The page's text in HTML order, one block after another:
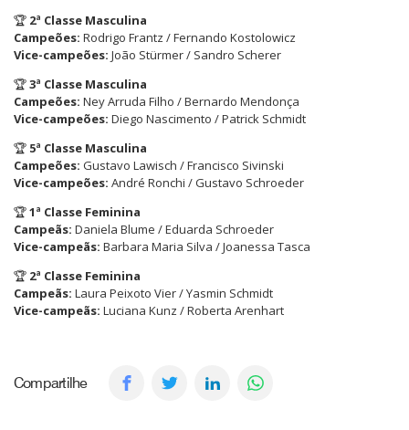
🏆 2ª Classe Masculina
Campeões: Rodrigo Frantz / Fernando Kostolowicz
Vice-campeões: João Stürmer / Sandro Scherer
🏆3ª Classe Masculina
Campeões: Ney Arruda Filho / Bernardo Mendonça
Vice-campeões: Diego Nascimento / Patrick Schmidt
🏆 5ª Classe Masculina
Campeões: Gustavo Lawisch / Francisco Sivinski
Vice-campeões: André Ronchi / Gustavo Schroeder
🏆1ª Classe Feminina
Campeãs: Daniela Blume / Eduarda Schroeder
Vice-campeãs: Barbara Maria Silva / Joanessa Tasca
🏆 2ª Classe Feminina
Campeãs: Laura Peixoto Vier / Yasmin Schmidt
Vice-campeãs: Luciana Kunz / Roberta Arenhart
Compartilhe